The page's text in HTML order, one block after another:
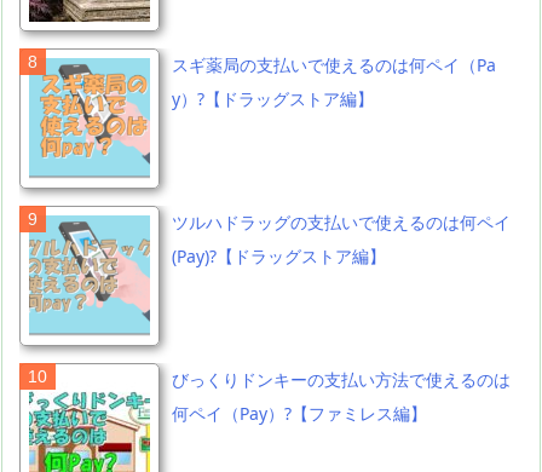
スギ薬局の支払いで使えるのは何ペイ（Pa
y）?【ドラッグストア編】
ツルハドラッグの支払いで使えるのは何ペイ
(Pay)?【ドラッグストア編】
びっくりドンキーの支払い方法で使えるのは
何ペイ（Pay）?【ファミレス編】